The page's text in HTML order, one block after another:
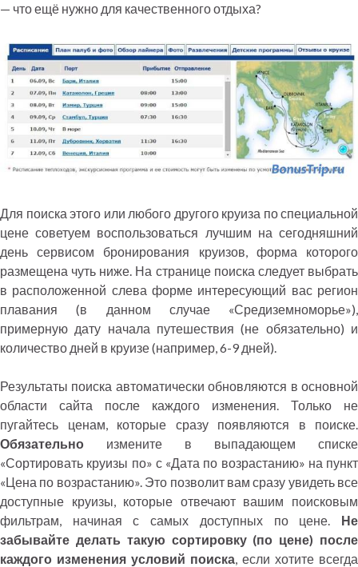
— что ещё нужно для качественного отдыха?
Для поиска этого или любого другого круиза по специальной
цене советуем воспользоваться лучшим на сегодняшний
день сервисом бронирования круизов, форма которого
размещена чуть ниже. На странице поиска следует выбрать
в расположенной слева форме интересующий вас регион
плавания (в данном случае «Средиземноморье»),
примерную дату начала путешествия (не обязательно) и
количество дней в круизе (например, 6-9 дней).
Результаты поиска автоматически обновляются в основной
области сайта после каждого изменения. Только не
пугайтесь ценам, которые сразу появляются в поиске.
Обязательно измените в выпадающем списке
«Сортировать круизы по» с «Дата по возрастанию» на пункт
«Цена по возрастанию». Это позволит вам сразу увидеть все
доступные круизы, которые отвечают вашим поисковым
фильтрам, начиная с самых доступных по цене. Не
забывайте делать такую сортировку (по цене) после
каждого изменения условий поиска, если хотите всегда